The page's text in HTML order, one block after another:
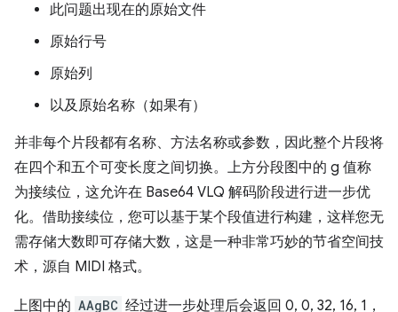
此问题出现在的原始文件
原始行号
原始列
以及原始名称（如果有）
并非每个片段都有名称、方法名称或参数，因此整个片段将
在四个和五个可变长度之间切换。上方分段图中的 g 值称
为接续位，这允许在 Base64 VLQ 解码阶段进行进一步优
化。借助接续位，您可以基于某个段值进行构建，这样您无
需存储大数即可存储大数，这是一种非常巧妙的节省空间技
术，源自 MIDI 格式。
上图中的 AAgBC 经过进一步处理后会返回 0, 0, 32, 16, 1，